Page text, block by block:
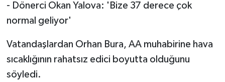
- Dönerci Okan Yalova: 'Bize 37 derece çok
normal geliyor'
Vatandaşlardan Orhan Bura, AA muhabirine hava
sıcaklığının rahatsız edici boyutta olduğunu
söyledi.